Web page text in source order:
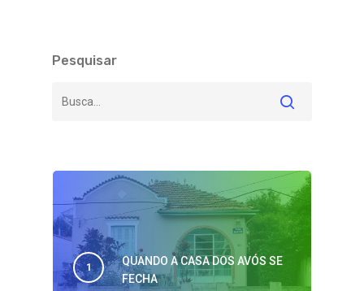
Pesquisar
QUANDO A CASA DOS AVÓS SE
FECHA